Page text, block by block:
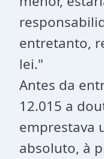
entretanto,
lei."
Antes da
12.015 a
emprestava
absoluto, à